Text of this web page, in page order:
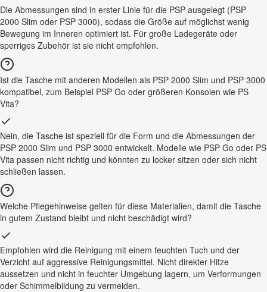
Die Abmessungen sind in erster Linie für die PSP ausgelegt (PSP
2000 Slim oder PSP 3000), sodass die Größe auf möglichst wenig
Bewegung im Inneren optimiert ist. Für große Ladegeräte oder
sperriges Zubehör ist sie nicht empfohlen.
Ist die Tasche mit anderen Modellen als PSP 2000 Slim und PSP 3000
kompatibel, zum Beispiel PSP Go oder größeren Konsolen wie PS
Vita?
Nein, die Tasche ist speziell für die Form und die Abmessungen der
PSP 2000 Slim und PSP 3000 entwickelt. Modelle wie PSP Go oder PS
Vita passen nicht richtig und könnten zu locker sitzen oder sich nicht
schließen lassen.
Welche Pflegehinweise gelten für diese Materialien, damit die Tasche
in gutem Zustand bleibt und nicht beschädigt wird?
Empfohlen wird die Reinigung mit einem feuchten Tuch und der
Verzicht auf aggressive Reinigungsmittel. Nicht direkter Hitze
aussetzen und nicht in feuchter Umgebung lagern, um Verformungen
oder Schimmelbildung zu vermeiden.